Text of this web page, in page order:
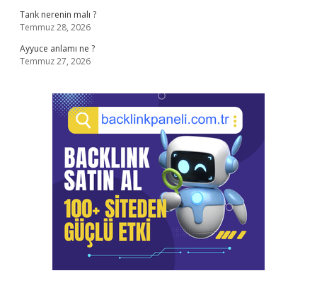
Tank nerenin malı ?
Temmuz 28, 2026
Ayyuce anlamı ne ?
Temmuz 27, 2026